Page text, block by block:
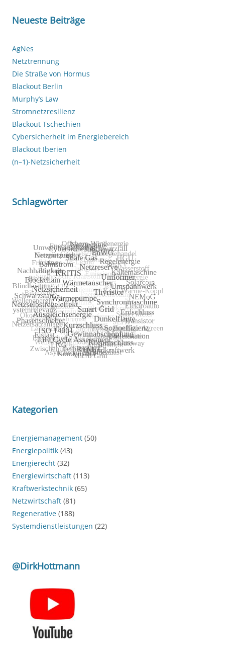
Neueste Beiträge
AgNes
Netztrennung
Die Straße von Hormus
Blackout Berlin
Murphy’s Law
Stromnetzresilienz
Blackout Tschechien
Cybersicherheit im Energiebereich
Blackout Iberien
(n–1)-Netzsicherheit
Schlagwörter
Kategorien
Energiemanagement (50)
Energiepolitik (43)
Energierecht (32)
Energiewirtschaft (113)
Kraftwerkstechnik (65)
Netzwirtschaft (81)
Regenerative (188)
Systemdienstleistungen (22)
@DirkHottmann